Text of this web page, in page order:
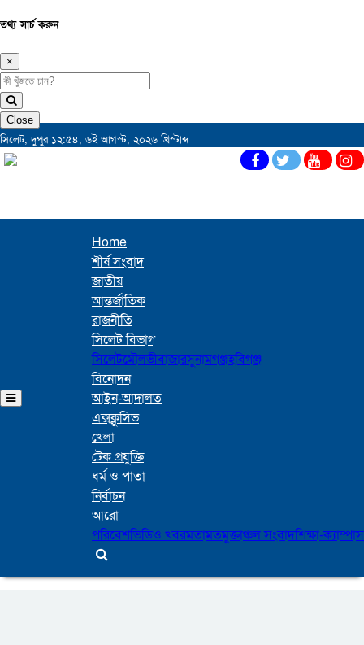
তথ্য সার্চ করুন
×
Close
সিলেট, দুপুর ১২:৫৪, ৬ই আগস্ট, ২০২৬ খ্রিস্টাব্দ
Home
শীর্ষ সংবাদ
জাতীয়
আন্তর্জাতিক
রাজনীতি
সিলেট বিভাগ
সিলেটমৌলভীবাজারসুনামগঞ্জহবিগঞ্জ
বিনোদন
আইন-আদালত
এক্সক্লুসিভ
খেলা
টেক প্রযুক্তি
ধর্ম ও পাতা
নির্বাচন
আরো
পরিবেশভিডিও খবরমতামতমুক্তাঞ্চল সংবাদশিক্ষা-ক্যাম্পাস